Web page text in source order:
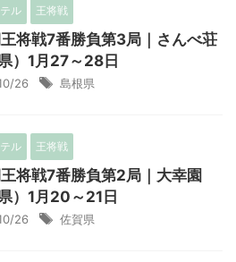
ル 王将戦
将戦7番勝負第3局｜さんべ荘
）1月27～28日
26 島根県
ル 王将戦
将戦7番勝負第2局｜大幸園
）1月20～21日
26 佐賀県